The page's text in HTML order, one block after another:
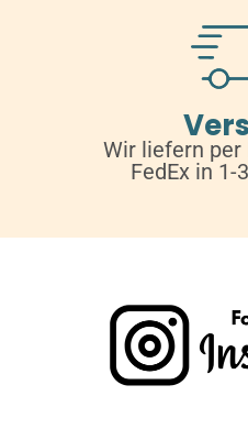
Wir liefern per
FedEx in 1-